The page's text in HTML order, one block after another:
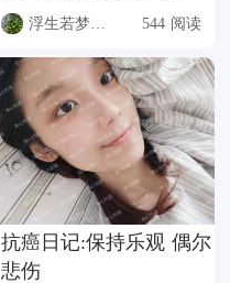
浮生若梦8BUM 544 阅读
抗癌日记:保持乐观 偶尔
悲伤